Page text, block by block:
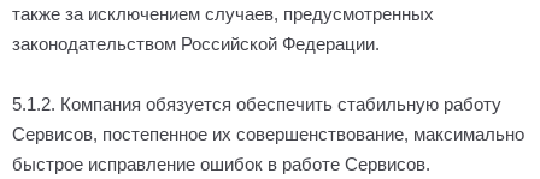
также за исключением случаев, предусмотренных
законодательством Российской Федерации.
5.1.2. Компания обязуется обеспечить стабильную работу
Сервисов, постепенное их совершенствование, максимально
быстрое исправление ошибок в работе Сервисов.